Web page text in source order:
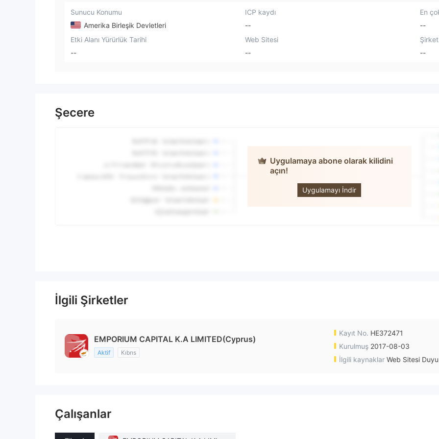
Sunucu Konumu
Amerika Birleşik Devletleri
ICP kaydı
--
En
--
Etki Alanı Yürürlük Tarihi
--
Web Sitesi
--
Şirket
--
Şecere
Uygulamaya abone olarak kilidini
açın!
Uygulamayı İndir
Capital
İlgili Şirketler
EMPORIUM CAPITAL K.A LIMITED(Cyprus)
Aktif Kıbrıs
Kayıt No. HE372471
Kurulmuş 2017-08-03
İlgili kaynaklar Web Sitesi
Çalışanlar